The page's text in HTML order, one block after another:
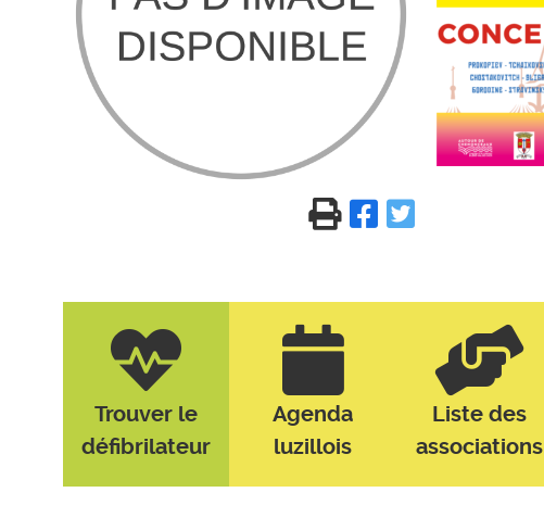
Trouver le
défibrilateur
Agenda
luzillois
Liste des
associations